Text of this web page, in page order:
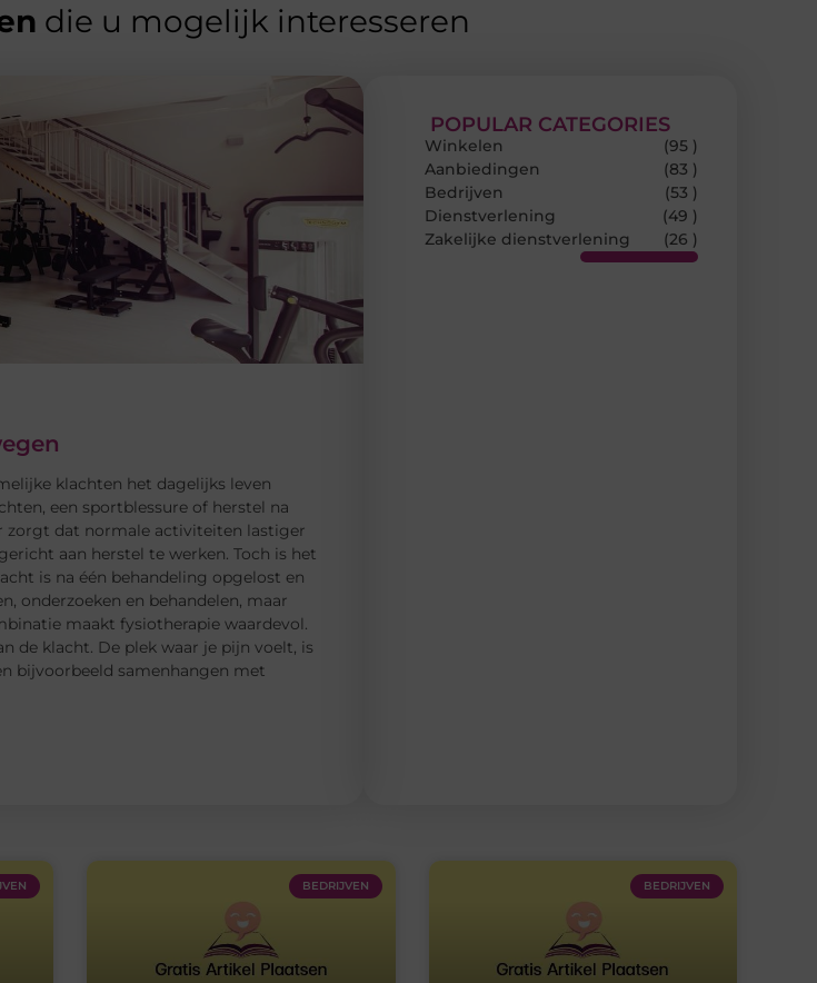
die u mogelijk interesseren
klachten het dagelijks leven
een sportblessure of herstel na
zorgt dat normale activiteiten lastiger
aan herstel te werken. Toch is het
is na één behandeling opgelost en
onderzoeken en behandelen, maar
maakt fysiotherapie waardevol.
de klacht. De plek waar je pijn voelt, is
bijvoorbeeld samenhangen met
POPULAR CATEGORIES
Winkelen
(95 )
Aanbiedingen
(83 )
Bedrijven
(53 )
Dienstverlening
(49 )
Zakelijke dienstverlening
(26 )
BEDRIJVEN BEDRIJVEN